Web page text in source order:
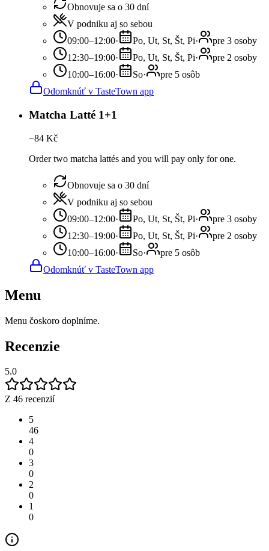
Obnovuje sa o 30 dní
V podniku aj so sebou
09:00–12:00· Po, Ut, St, Št, Pi·
pre 3 osoby
12:30–19:00· Po, Ut, St, Št, Pi·
pre 2 osoby
10:00–16:00· So·
pre 5 osôb
Odomknúť v TasteTown app
Matcha Latté 1+1
−84 Kč
Order two matcha lattés and you will pay only for one.
Obnovuje sa o 30 dní
V podniku aj so sebou
09:00–12:00· Po, Ut, St, Št, Pi·
pre 3 osoby
12:30–19:00· Po, Ut, St, Št, Pi·
pre 2 osoby
10:00–16:00· So·
pre 5 osôb
Odomknúť v TasteTown app
Menu
Menu čoskoro doplníme.
Recenzie
5.0
Z 46 recenzií
5
46
4
0
3
0
2
0
1
0